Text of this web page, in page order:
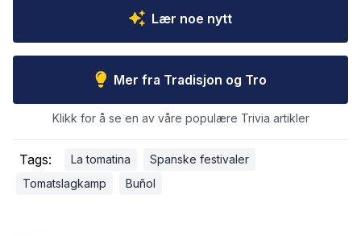
Lær noe nytt
Mer fra Tradisjon og Tro
Klikk for å se en av våre populære Trivia artikler
Tags: La tomatina
Spanske festivaler
Tomatslagkamp
Buñol